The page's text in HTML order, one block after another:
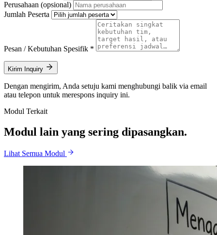
Perusahaan (opsional)
Jumlah Peserta
Pesan / Kebutuhan Spesifik *
Kirim Inquiry
Dengan mengirim, Anda setuju kami menghubungi balik via email
atau telepon untuk merespons inquiry ini.
Modul Terkait
Modul lain yang sering dipasangkan.
Lihat Semua Modul